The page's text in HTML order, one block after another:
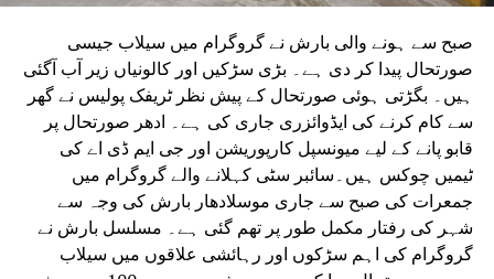
صبح سے ہونے والی بارش نے گروگرام میں سیلاب جیسی
صورتحال پیدا کر دی ہے۔ بڑی سڑکیں اور کالونیاں زیر آب آگئی
ہیں۔ بگڑتی ہوئی صورتحال کے پیش نظر ٹریفک پولیس نے گھر
سے کام کرنے کی ایڈوائزری جاری کی ہے۔ ادھر صورتحال پر
قابو پانے کے لیے میونسپل کارپوریشن اور جی ایم ڈی اے کی
ٹیمیں چوکس ہیں۔سائبر سٹی کہلانے والے گروگرام میں
جمعرات کی صبح سے جاری موسلادھار بارش کی وجہ سے
شہر کی رفتار مکمل طور پر تھم گئی ہے۔ مسلسل بارش نے
گروگرام کی اہم سڑکوں اور رہائشی علاقوں میں سیلاب